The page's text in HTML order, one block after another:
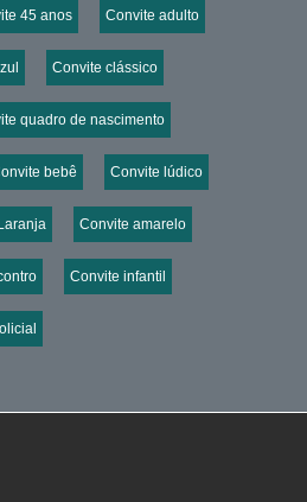
45 anos Convite adulto
Convite clássico
quadro de nascimento
bebê Convite lúdico
Convite amarelo
Convite infantil